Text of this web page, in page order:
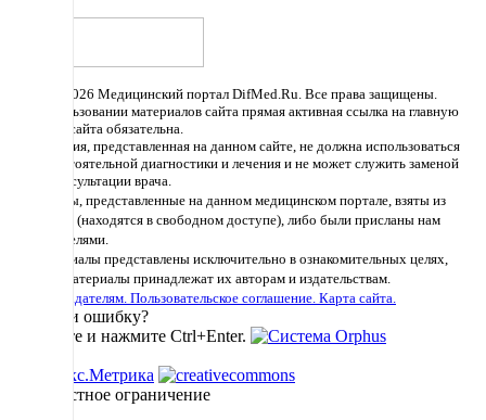
© 2011 - 2026 Медицинский портал DifMed.Ru. Все права защищены.
При использовании материалов сайта прямая активная ссылка на главную
страницу сайта обязательна.
Информация, представленная на данном сайте, не должна использоваться
для самостоятельной диагностики и лечения и не может служить заменой
очной консультации врача.
Материалы, представленные на данном медицинском портале, взяты из
Интернета (находятся в свободном доступе), либо были присланы нам
пользователями.
Все материалы представлены исключительно в ознакомительных целях,
права на материалы принадлежат их авторам и издательствам.
Правообладателям. Пользовательское соглашение. Карта сайта.
Заметили ошибку?
Выделите и нажмите Ctrl+Enter.